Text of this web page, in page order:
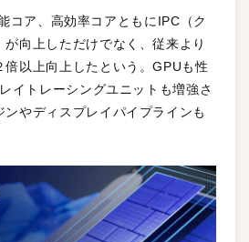
コア、高効率コアともにIPC（ク
が向上しただけでなく、従来より
倍以上向上したという。GPUも性
イトレーシングユニットも増強さ
やディスプレイパイプラインも